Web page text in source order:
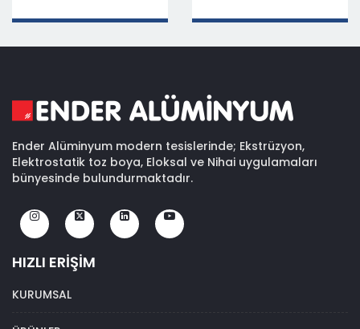
Ender Alüminyum modern tesislerinde; Ekstrüzyon,
Elektrostatik toz boya, Eloksal ve Nihai uygulamaları
bünyesinde bulundurmaktadır.
HIZLI ERİŞİM
KURUMSAL